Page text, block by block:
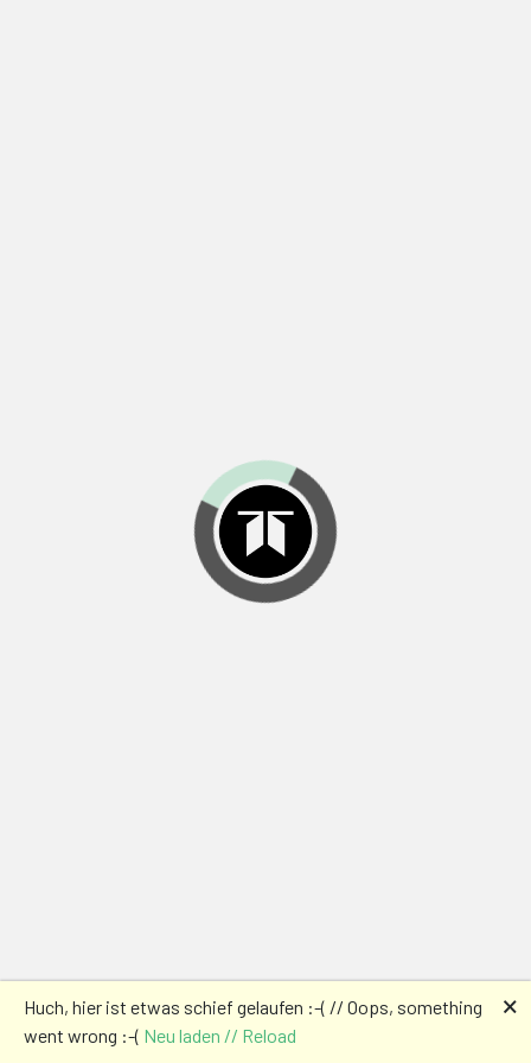
Huch, hier ist etwas schief gelaufen :-( // Oops, something
went wrong :-( Neu laden // Reload
🗙